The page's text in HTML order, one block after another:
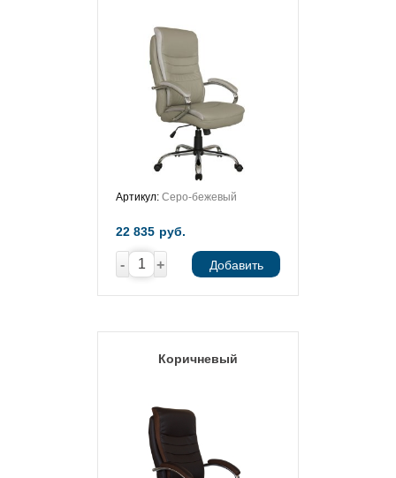
Артикул: Серо-бежевый
22 835 руб.
- + Добавить
Коричневый